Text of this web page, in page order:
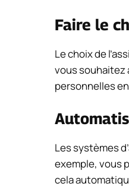
Faire le
Le choix de
vous souhaitez
personnelles
Les systèmes
exemple, vous
cela